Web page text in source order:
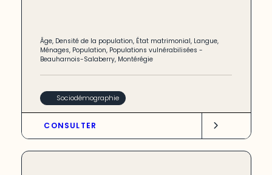
Âge, Densité de la population, État matrimonial, Langue,
Ménages, Population, Populations vulnérabilisées -
Beauharnois-Salaberry, Montérégie
Sociodémographie
CONSULTER